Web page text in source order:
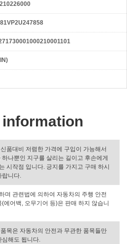
품대비 저렴한 가격에 구입이 가능해서
나뿐인 지구를 살리는 길이고 후손에게
시작점 입니다. 긍지를 가지고 구매 하시
랍니다.
며 관련법에 의하여 자동차의 주행 안전
에어백, 오무기어 등)은 판매 하지 않습니
목은 자동차의 안전과 무관한 품목들만
심해도 됩니다.